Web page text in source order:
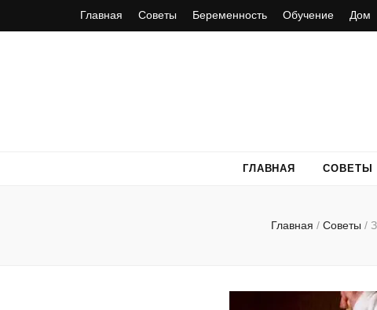
Главная Советы Беременность Обучение Дом
ГЛАВНАЯ СОВЕТЫ
Главная / Советы /